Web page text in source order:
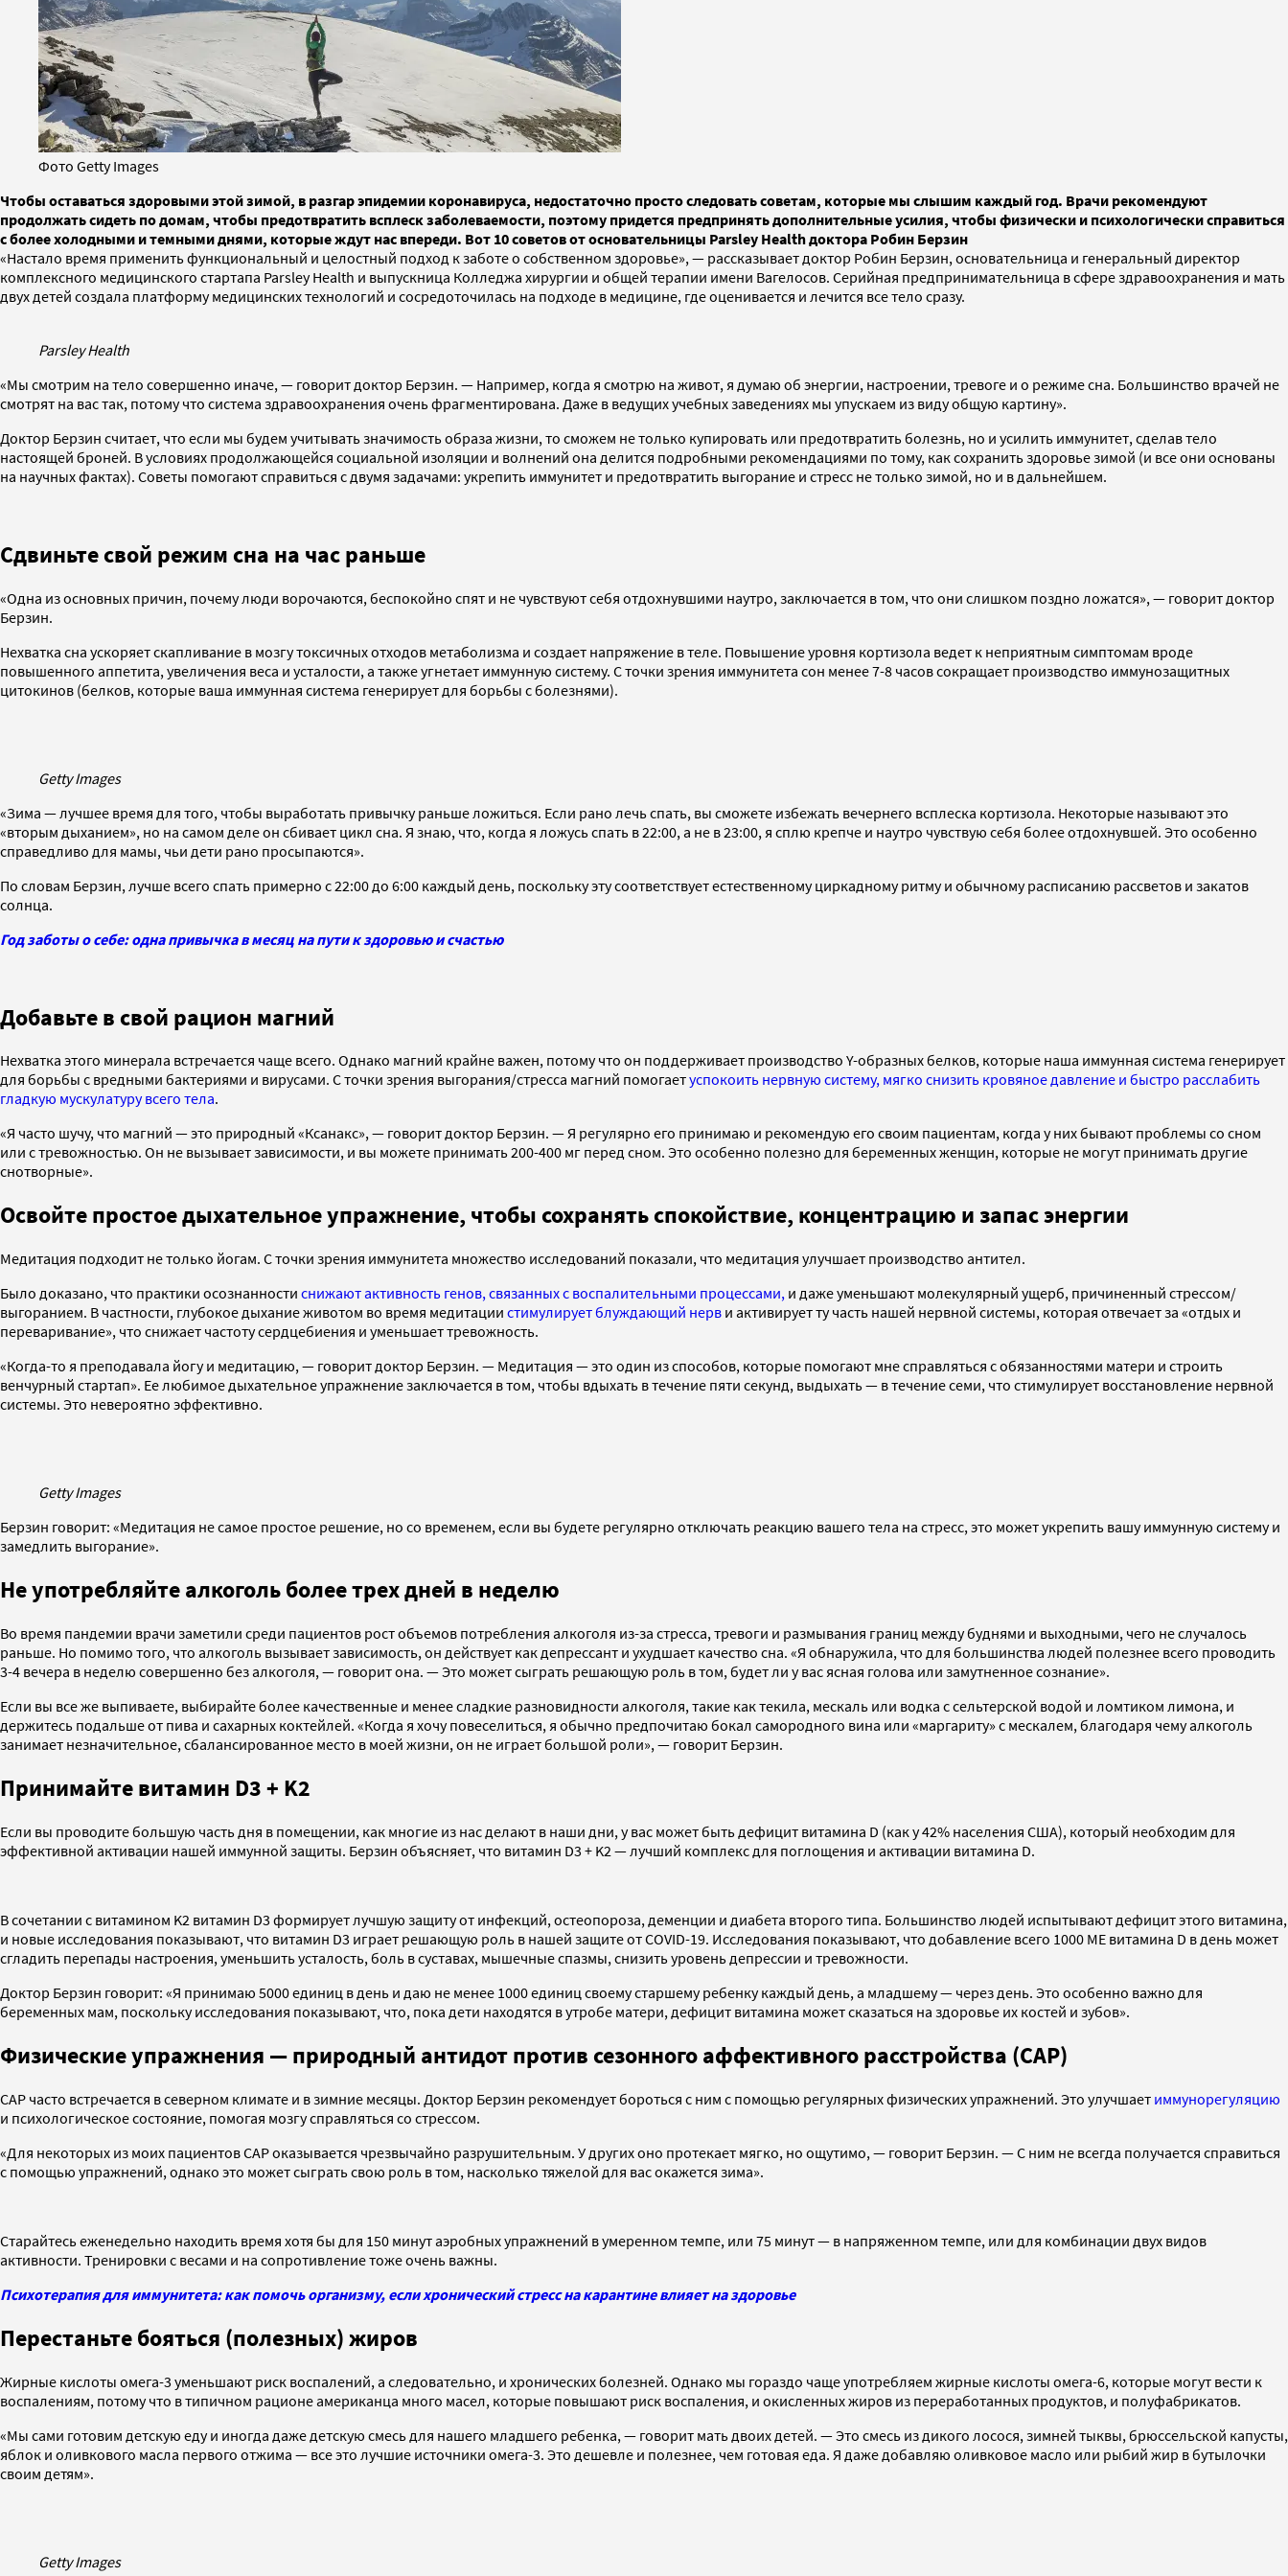
Фото Getty Images
Чтобы оставаться здоровыми этой зимой, в разгар эпидемии коронавируса, недостаточно просто следовать советам, которые мы слышим каждый год. Врачи рекомендуют
продолжать сидеть по домам, чтобы предотвратить всплеск заболеваемости, поэтому придется предпринять дополнительные усилия, чтобы физически и психологически справиться
с более холодными и темными днями, которые ждут нас впереди. Вот 10 советов от основательницы Parsley Health доктора Робин Берзин
«Настало время применить функциональный и целостный подход к заботе о собственном здоровье», — рассказывает доктор Робин Берзин, основательница и генеральный директор
комплексного медицинского стартапа Parsley Health и выпускница Колледжа хирургии и общей терапии имени Вагелосов. Серийная предпринимательница в сфере здравоохранения и мать
двух детей создала платформу медицинских технологий и сосредоточилась на подходе в медицине, где оценивается и лечится все тело сразу.
Parsley Health
«Мы смотрим на тело совершенно иначе, — говорит доктор Берзин. — Например, когда я смотрю на живот, я думаю об энергии, настроении, тревоге и о режиме сна. Большинство врачей не
смотрят на вас так, потому что система здравоохранения очень фрагментирована. Даже в ведущих учебных заведениях мы упускаем из виду общую картину».
Доктор Берзин считает, что если мы будем учитывать значимость образа жизни, то сможем не только купировать или предотвратить болезнь, но и усилить иммунитет, сделав тело
настоящей броней. В условиях продолжающейся социальной изоляции и волнений она делится подробными рекомендациями по тому, как сохранить здоровье зимой (и все они основаны
на научных фактах). Советы помогают справиться с двумя задачами: укрепить иммунитет и предотвратить выгорание и стресс не только зимой, но и в дальнейшем.
Сдвиньте свой режим сна на час раньше
«Одна из основных причин, почему люди ворочаются, беспокойно спят и не чувствуют себя отдохнувшими наутро, заключается в том, что они слишком поздно ложатся», — говорит доктор
Берзин.
Нехватка сна ускоряет скапливание в мозгу токсичных отходов метаболизма и создает напряжение в теле. Повышение уровня кортизола ведет к неприятным симптомам вроде
повышенного аппетита, увеличения веса и усталости, а также угнетает иммунную систему. С точки зрения иммунитета сон менее 7-8 часов сокращает производство иммунозащитных
цитокинов (белков, которые ваша иммунная система генерирует для борьбы с болезнями).
Getty Images
«Зима — лучшее время для того, чтобы выработать привычку раньше ложиться. Если рано лечь спать, вы сможете избежать вечернего всплеска кортизола. Некоторые называют это
«вторым дыханием», но на самом деле он сбивает цикл сна. Я знаю, что, когда я ложусь спать в 22:00, а не в 23:00, я сплю крепче и наутро чувствую себя более отдохнувшей. Это особенно
справедливо для мамы, чьи дети рано просыпаются».
По словам Берзин, лучше всего спать примерно с 22:00 до 6:00 каждый день, поскольку эту соответствует естественному циркадному ритму и обычному расписанию рассветов и закатов
солнца.
Год заботы о себе: одна привычка в месяц на пути к здоровью и счастью
Добавьте в свой рацион магний
Нехватка этого минерала встречается чаще всего. Однако магний крайне важен, потому что он поддерживает производство Y-образных белков, которые наша иммунная система генерирует
для борьбы с вредными бактериями и вирусами. С точки зрения выгорания/стресса магний помогаетуспокоить нервную систему, мягко снизить кровяное давление и быстро расслабить
гладкую мускулатуру всего тела.
«Я часто шучу, что магний — это природный «Ксанакс», — говорит доктор Берзин. — Я регулярно его принимаю и рекомендую его своим пациентам, когда у них бывают проблемы со сном
или с тревожностью. Он не вызывает зависимости, и вы можете принимать 200-400 мг перед сном. Это особенно полезно для беременных женщин, которые не могут принимать другие
снотворные».
Освойте простое дыхательное упражнение, чтобы сохранять спокойствие, концентрацию и запас энергии
Медитация подходит не только йогам. С точки зрения иммунитета множество исследований показали, что медитация улучшает производство антител.
Было доказано, что практики осознанности снижают активность генов, связанных с воспалительными процессами, и даже уменьшают молекулярный ущерб, причиненный стрессом/
выгоранием. В частности, глубокое дыхание животом во время медитации стимулирует блуждающий нерв и активирует ту часть нашей нервной системы, которая отвечает за «отдых и
переваривание», что снижает частоту сердцебиения и уменьшает тревожность.
«Когда-то я преподавала йогу и медитацию, — говорит доктор Берзин. — Медитация — это один из способов, которые помогают мне справляться с обязанностями матери и строить
венчурный стартап». Ее любимое дыхательное упражнение заключается в том, чтобы вдыхать в течение пяти секунд, выдыхать — в течение семи, что стимулирует восстановление нервной
системы. Это невероятно эффективно.
Getty Images
Берзин говорит: «Медитация не самое простое решение, но со временем, если вы будете регулярно отключать реакцию вашего тела на стресс, это может укрепить вашу иммунную систему и
замедлить выгорание».
Не употребляйте алкоголь более трех дней в неделю
Во время пандемии врачи заметили среди пациентов рост объемов потребления алкоголя из-за стресса, тревоги и размывания границ между буднями и выходными, чего не случалось
раньше. Но помимо того, что алкоголь вызывает зависимость, он действует как депрессант и ухудшает качество сна. «Я обнаружила, что для большинства людей полезнее всего проводить
3-4 вечера в неделю совершенно без алкоголя, — говорит она. — Это может сыграть решающую роль в том, будет ли у вас ясная голова или замутненное сознание».
Если вы все же выпиваете, выбирайте более качественные и менее сладкие разновидности алкоголя, такие как текила, мескаль или водка с сельтерской водой и ломтиком лимона, и
держитесь подальше от пива и сахарных коктейлей. «Когда я хочу повеселиться, я обычно предпочитаю бокал самородного вина или «маргариту» с мескалем, благодаря чему алкоголь
занимает незначительное, сбалансированное место в моей жизни, он не играет большой роли», — говорит Берзин.
Принимайте витамин D3 + K2
Если вы проводите большую часть дня в помещении, как многие из нас делают в наши дни, у вас может быть дефицит витамина D (как у 42% населения США), который необходим для
эффективной активации нашей иммунной защиты. Берзин объясняет, что витамин D3 + K2 — лучший комплекс для поглощения и активации витамина D.
В сочетании с витамином K2 витамин D3 формирует лучшую защиту от инфекций, остеопороза, деменции и диабета второго типа. Большинство людей испытывают дефицит этого витамина,
и новые исследования показывают, что витамин D3 играет решающую роль в нашей защите от COVID-19. Исследования показывают, что добавление всего 1000 МЕ витамина D в день может
сгладить перепады настроения, уменьшить усталость, боль в суставах, мышечные спазмы, снизить уровень депрессии и тревожности.
Доктор Берзин говорит: «Я принимаю 5000 единиц в день и даю не менее 1000 единиц своему старшему ребенку каждый день, а младшему — через день. Это особенно важно для
беременных мам, поскольку исследования показывают, что, пока дети находятся в утробе матери, дефицит витамина может сказаться на здоровье их костей и зубов».
Физические упражнения — природный антидот против сезонного аффективного расстройства (САР)
САР часто встречается в северном климате и в зимние месяцы. Доктор Берзин рекомендует бороться с ним с помощью регулярных физических упражнений. Это улучшает иммунорегуляцию
и психологическое состояние, помогая мозгу справляться со стрессом.
«Для некоторых из моих пациентов САР оказывается чрезвычайно разрушительным. У других оно протекает мягко, но ощутимо, — говорит Берзин. — С ним не всегда получается справиться
с помощью упражнений, однако это может сыграть свою роль в том, насколько тяжелой для вас окажется зима».
Старайтесь еженедельно находить время хотя бы для 150 минут аэробных упражнений в умеренном темпе, или 75 минут — в напряженном темпе, или для комбинации двух видов
активности. Тренировки с весами и на сопротивление тоже очень важны.
Психотерапия для иммунитета: как помочь организму, если хронический стресс на карантине влияет на здоровье
Перестаньте бояться (полезных) жиров
Жирные кислоты омега-3 уменьшают риск воспалений, а следовательно, и хронических болезней. Однако мы гораздо чаще употребляем жирные кислоты омега-6, которые могут вести к
воспалениям, потому что в типичном рационе американца много масел, которые повышают риск воспаления, и окисленных жиров из переработанных продуктов, и полуфабрикатов.
«Мы сами готовим детскую еду и иногда даже детскую смесь для нашего младшего ребенка, — говорит мать двоих детей. — Это смесь из дикого лосося, зимней тыквы, брюссельской капусты,
яблок и оливкового масла первого отжима — все это лучшие источники омега-3. Это дешевле и полезнее, чем готовая еда. Я даже добавляю оливковое масло или рыбий жир в бутылочки
своим детям».
Getty Images